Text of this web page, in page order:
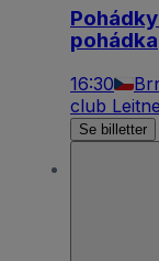
pohádka
16:30
club
Se billetter